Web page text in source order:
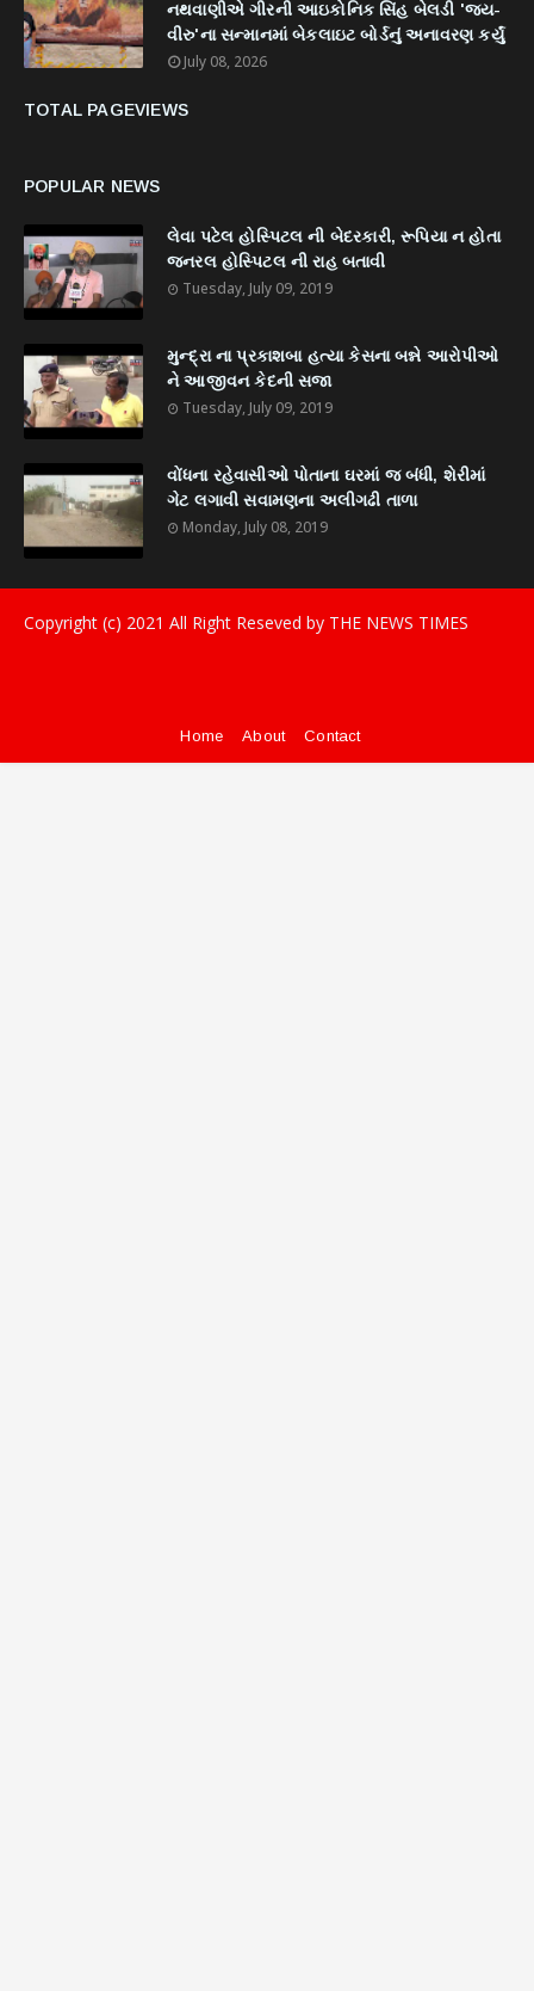
નથવાણીએ ગીરની આઇકોનિક સિંહ બેલડી 'જય-
વીરુ'ના સન્માનમાં બેકલાઇટ બોર્ડનું અનાવરણ કર્યું
July 08, 2026
TOTAL PAGEVIEWS
POPULAR NEWS
લેવા પટેલ હોસ્પિટલ ની બેદરકારી, રૂપિયા ન હોતા
જનરલ હોસ્પિટલ ની રાહ બતાવી
Tuesday, July 09, 2019
મુન્દ્રા ના પ્રકાશબા હત્યા કેસના બન્ને આરોપીઓ
ને આજીવન કેદની સજા
Tuesday, July 09, 2019
વોંધના રહેવાસીઓ પોતાના ઘરમાં જ બંધી, શેરીમાં
ગેટ લગાવી સવામણના અલીગઢી તાળા
Monday, July 08, 2019
Copyright (c) 2021 All Right Reseved by THE NEWS TIMES
Home About Contact